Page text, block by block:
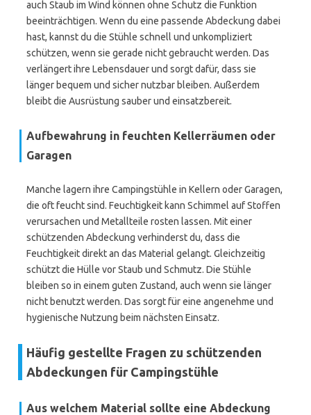
auch Staub im Wind können ohne Schutz die Funktion
beeinträchtigen. Wenn du eine passende Abdeckung dabei
hast, kannst du die Stühle schnell und unkompliziert
schützen, wenn sie gerade nicht gebraucht werden. Das
verlängert ihre Lebensdauer und sorgt dafür, dass sie
länger bequem und sicher nutzbar bleiben. Außerdem
bleibt die Ausrüstung sauber und einsatzbereit.
Aufbewahrung in feuchten Kellerräumen oder
Garagen
Manche lagern ihre Campingstühle in Kellern oder Garagen,
die oft feucht sind. Feuchtigkeit kann Schimmel auf Stoffen
verursachen und Metallteile rosten lassen. Mit einer
schützenden Abdeckung verhinderst du, dass die
Feuchtigkeit direkt an das Material gelangt. Gleichzeitig
schützt die Hülle vor Staub und Schmutz. Die Stühle
bleiben so in einem guten Zustand, auch wenn sie länger
nicht benutzt werden. Das sorgt für eine angenehme und
hygienische Nutzung beim nächsten Einsatz.
Häufig gestellte Fragen zu schützenden
Abdeckungen für Campingstühle
Aus welchem Material sollte eine Abdeckung